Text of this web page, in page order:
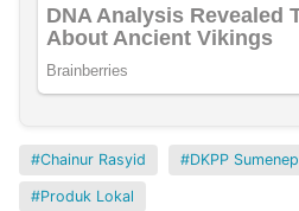
Chainur Rasyid DKPP Sumenep
Produk Lokal